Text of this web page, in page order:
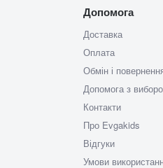
Допомога
Доставка
Оплата
Обмін і
Допомога з
Контакти
Про Evgakids
Відгуки
Умови